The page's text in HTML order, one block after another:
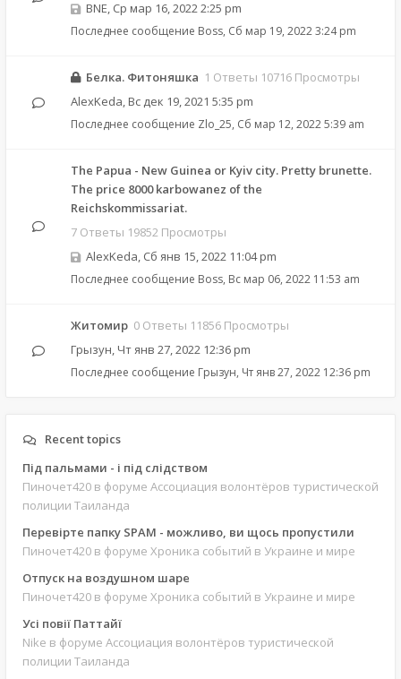
BNE, Ср мар 16, 2022 2:25 pm
Последнее сообщение Boss, Сб мар 19, 2022 3:24 pm
Белка. Фитоняшка 1 Ответы 10716 Просмотры
AlexKeda, Вс дек 19, 2021 5:35 pm
Последнее сообщение Zlo_25, Сб мар 12, 2022 5:39 am
The Papua - New Guinea or Kyiv city. Pretty brunette.
The price 8000 karbowanez of the
Reichskommissariat.
7 Ответы 19852 Просмотры
AlexKeda, Сб янв 15, 2022 11:04 pm
Последнее сообщение Boss, Вс мар 06, 2022 11:53 am
Житомир 0 Ответы 11856 Просмотры
Грызун, Чт янв 27, 2022 12:36 pm
Последнее сообщение Грызун, Чт янв 27, 2022 12:36 pm
Recent topics
Під пальмами - і під слідством
Пиночет420 в форуме Ассоциация волонтёров туристической
полиции Таиланда
Перевірте папку SPAM - можливо, ви щось пропустили
Пиночет420 в форуме Хроника событий в Украине и мире
Отпуск на воздушном шаре
Пиночет420 в форуме Хроника событий в Украине и мире
Усі повії Паттайї
Nike в форуме Ассоциация волонтёров туристической
полиции Таиланда